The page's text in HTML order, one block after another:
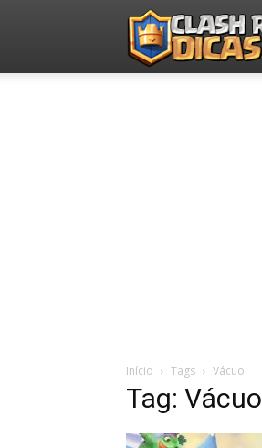
Início Tags Vácuo
Tag: Vácuo